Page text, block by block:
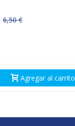
6,50 €
Agregar al carrito